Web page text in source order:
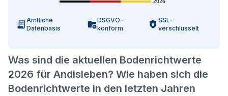
Was sind die aktuellen Bodenrichtwerte
2026 für Andisleben? Wie haben sich die
Bodenrichtwerte in den letzten Jahren
Amtliche
Datenbasis
DSGVO-
konform
SSL-
verschlüsselt